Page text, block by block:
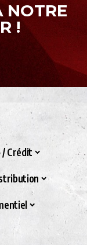
NOTRE
!
/ Crédit